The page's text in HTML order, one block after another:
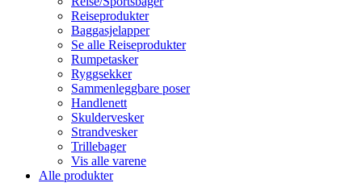
Reiseprodukter
Baggasjelapper
Se alle Reiseprodukter
Rumpetasker
Ryggsekker
Sammenleggbare poser
Handlenett
Skuldervesker
Strandvesker
Trillebager
Vis alle varene
Alle produkter